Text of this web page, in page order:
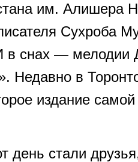
им. Алишера
Сухроба
в снах — мелодии
Недавно в
издание самой
день стали